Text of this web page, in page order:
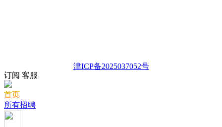
津ICP备2025037052号
订阅 客服
首页
所有招聘